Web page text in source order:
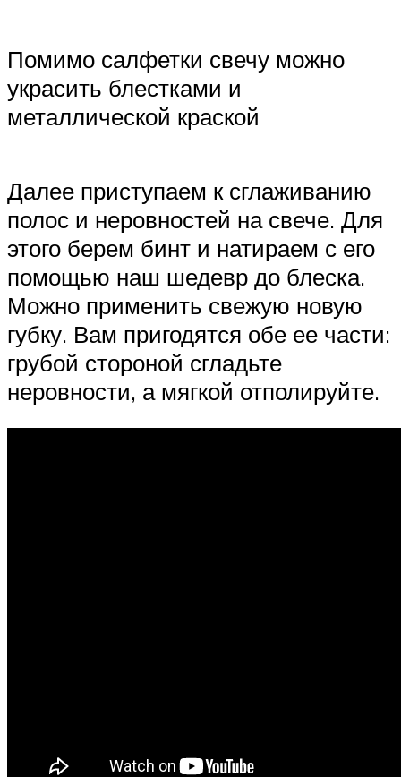
Помимо салфетки свечу можно
украсить блестками и
металлической краской
Далее приступаем к сглаживанию
полос и неровностей на свече. Для
этого берем бинт и натираем с его
помощью наш шедевр до блеска.
Можно применить свежую новую
губку. Вам пригодятся обе ее части:
грубой стороной сгладьте
неровности, а мягкой отполируйте.